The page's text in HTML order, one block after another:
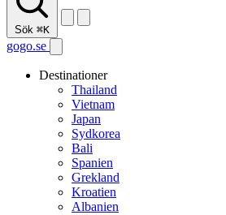
Sök ⌘K
gogo.se
Destinationer
Thailand
Vietnam
Japan
Sydkorea
Bali
Spanien
Grekland
Kroatien
Albanien